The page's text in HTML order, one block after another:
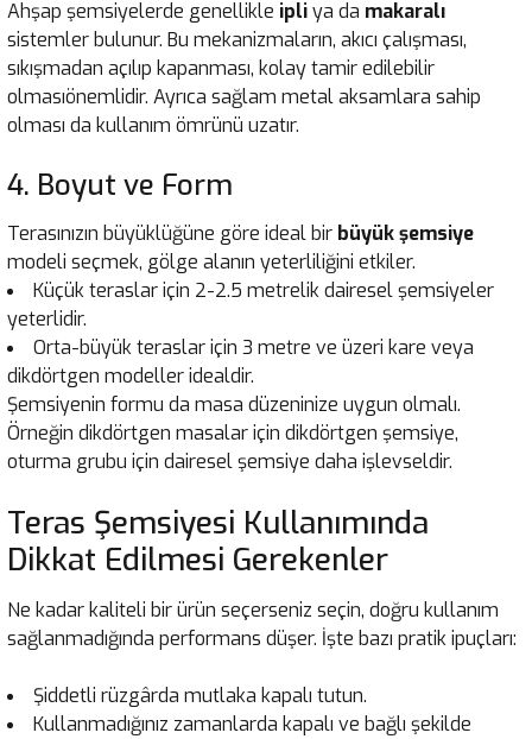
Ahşap şemsiyelerde genellikle ipliya da makaralı
sistemler bulunur. Bu mekanizmaların, akıcı çalışması,
sıkışmadan açılıp kapanması, kolay tamir edilebilir
olmasıönemlidir. Ayrıca sağlam metal aksamlara sahip
olması da kullanım ömrünü uzatır.
4. Boyut ve Form
Terasınızın büyüklüğüne göre ideal bir büyük şemsiye
modeli seçmek, gölge alanın yeterliliğini etkiler.
Küçük teraslar için 2-2.5 metrelik dairesel şemsiyeler
yeterlidir.
Orta-büyük teraslar için 3 metre ve üzeri kare veya
dikdörtgen modeller idealdir.
Şemsiyenin formu da masa düzeninize uygun olmalı.
Örneğin dikdörtgen masalar için dikdörtgen şemsiye,
oturma grubu için dairesel şemsiye daha işlevseldir.
Teras Şemsiyesi Kullanımında
Dikkat Edilmesi Gerekenler
Ne kadar kaliteli bir ürün seçerseniz seçin, doğru kullanım
sağlanmadığında performans düşer. İşte bazı pratik ipuçları:
Şiddetli rüzgârda mutlaka kapalı tutun.
Kullanmadığınız zamanlarda kapalı ve bağlı şekilde